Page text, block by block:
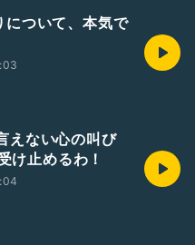
ついて、本気で
ない心の叫び
け止めるわ！